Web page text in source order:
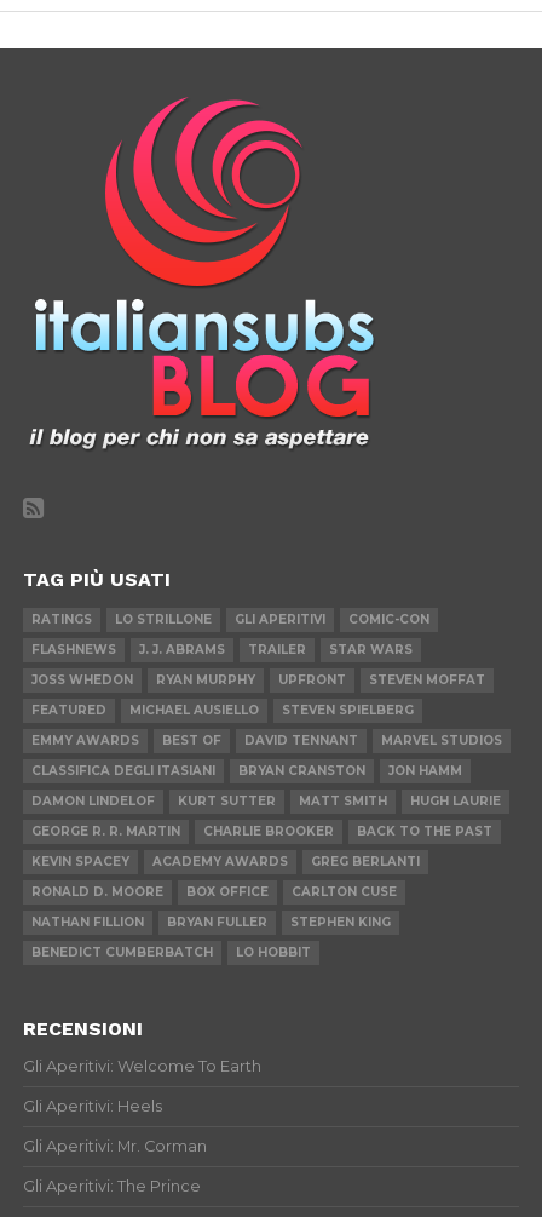
TAG PIÙ USATI
RATINGS LO STRILLONE GLI APERITIVI
COMIC-CON
FLASHNEWS
J. J. ABRAMS TRAILER
STAR WARS
JOSS WHEDON
RYAN MURPHY UPFRONT
STEVEN MOFFAT
FEATURED
MICHAEL AUSIELLO
STEVEN SPIELBERG
EMMY AWARDS
BEST OF DAVID TENNANT
MARVEL STUDIOS
CLASSIFICA DEGLI ITASIANI
BRYAN CRANSTON
JON HAMM
DAMON LINDELOF
KURT SUTTER MATT SMITH
HUGH LAURIE
GEORGE R. R. MARTIN
CHARLIE BROOKER
BACK TO THE PAST
KEVIN SPACEY
ACADEMY AWARDS
GREG BERLANTI
RONALD D. MOORE
BOX OFFICE
CARLTON CUSE
NATHAN FILLION
BRYAN FULLER
STEPHEN KING
BENEDICT CUMBERBATCH
LO HOBBIT
RECENSIONI
Gli Aperitivi: Welcome To Earth
Gli Aperitivi: Heels
Gli Aperitivi: Mr. Corman
Gli Aperitivi: The Prince